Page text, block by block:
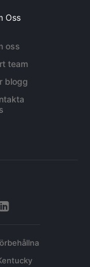
Oss
oss
team
blogg